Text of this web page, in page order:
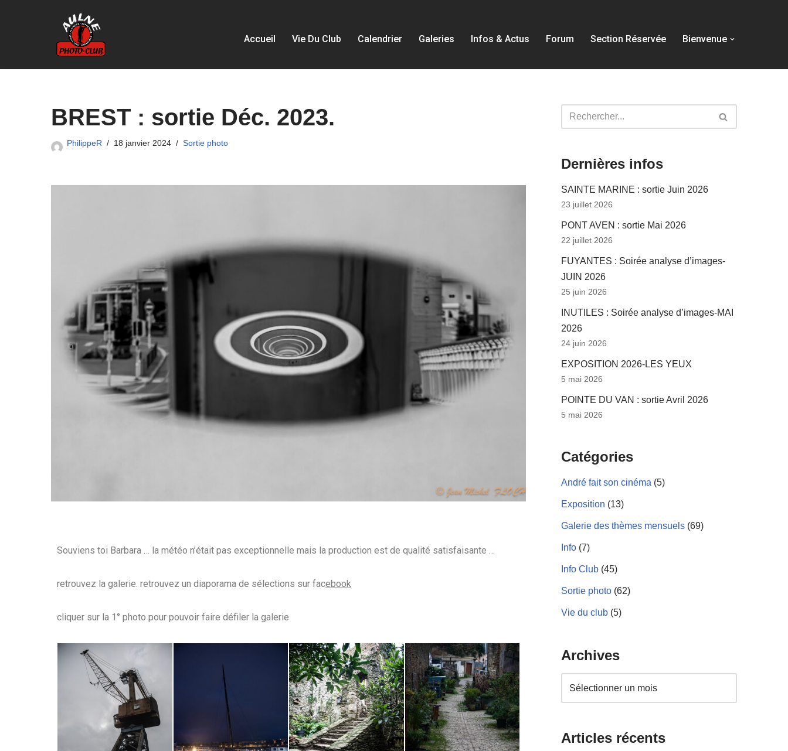
Accueil Vie Du Club Calendrier Galeries Infos & Actus Forum Section Réservée Bienvenue
BREST : sortie Déc. 2023.
PhilippeR 18 janvier 2024 Sortie photo
Souviens toi Barbara … la météo n’était pas exceptionnelle mais la production est de qualité satisfaisante …
retrouvez la galerie. retrouvez un diaporama de sélections sur facebook
cliquer sur la 1° photo pour pouvoir faire défiler la galerie
Dernières infos
SAINTE MARINE : sortie Juin 2026
23 juillet 2026
PONT AVEN : sortie Mai 2026
22 juillet 2026
FUYANTES : Soirée analyse d’images-
JUIN 2026
25 juin 2026
INUTILES : Soirée analyse d’images-MAI
2026
24 juin 2026
EXPOSITION 2026-LES YEUX
5 mai 2026
POINTE DU VAN : sortie Avril 2026
5 mai 2026
Catégories
André fait son cinéma (5)
Exposition (13)
Galerie des thèmes mensuels (69)
Info (7)
Info Club (45)
Sortie photo (62)
Vie du club (5)
Archives
Articles récents